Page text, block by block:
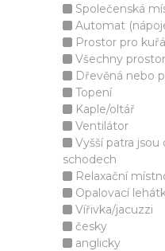
Společenská
Automat
Prostor pro
Všechny
Dřevěná nebo
Topení
Kaple/oltář
Ventilátor
Vyšší patra
schodech
Relaxační
Opalovací
Vířivka/jacuzzi
česky
anglicky